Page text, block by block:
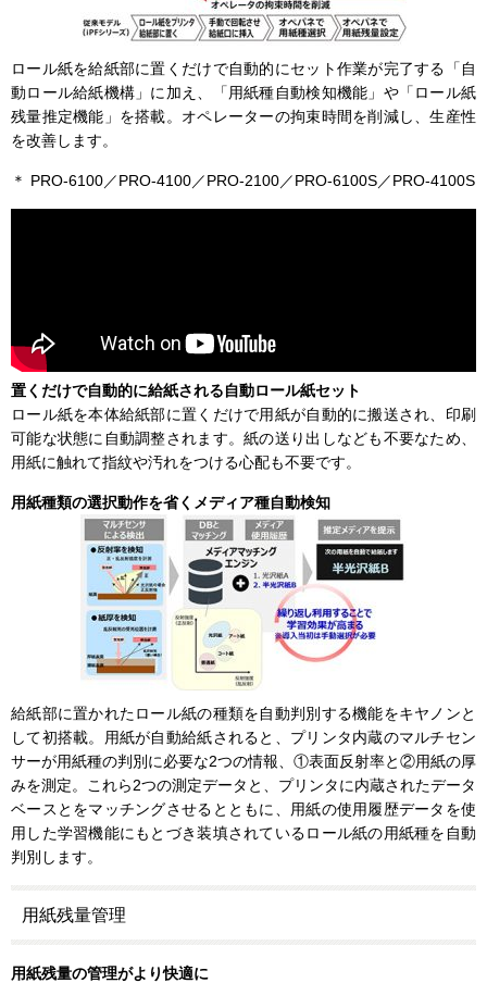
ロール紙を給紙部に置くだけで自動的にセット作業が完了する「自
動ロール給紙機構」に加え、「用紙種自動検知機能」や「ロール紙
残量推定機能」を搭載。オペレーターの拘束時間を削減し、生産性
を改善します。
＊ PRO-6100／PRO-4100／PRO-2100／PRO-6100S／PRO-4100S
置くだけで自動的に給紙される自動ロール紙セット
ロール紙を本体給紙部に置くだけで用紙が自動的に搬送され、印刷
可能な状態に自動調整されます。紙の送り出しなども不要なため、
用紙に触れて指紋や汚れをつける心配も不要です。
用紙種類の選択動作を省くメディア種自動検知
給紙部に置かれたロール紙の種類を自動判別する機能をキヤノンと
して初搭載。用紙が自動給紙されると、プリンタ内蔵のマルチセン
サーが用紙種の判別に必要な2つの情報、①表面反射率と②用紙の厚
みを測定。これら2つの測定データと、プリンタに内蔵されたデータ
ベースとをマッチングさせるとともに、用紙の使用履歴データを使
用した学習機能にもとづき装填されているロール紙の用紙種を自動
判別します。
用紙残量管理
用紙残量の管理がより快適に